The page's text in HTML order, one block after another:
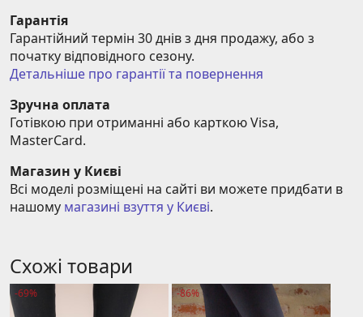
Гарантія
Гарантійний термін 30 днів з дня продажу, або з
початку відповідного сезону.
Детальніше про гарантії та повернення
Зручна оплата
Готівкою при отриманні або карткою Visa,
MasterCard.
Магазин у Києві
Всі моделі розміщені на сайті ви можете придбати в
нашому магазині взуття у Києві.
Схожі товари
-69% -86%